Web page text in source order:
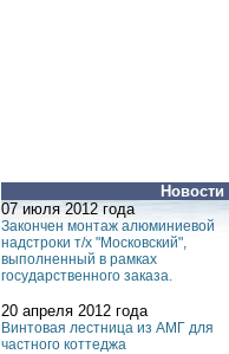
Новости
07 июля 2012 года
Закончен монтаж алюминиевой
надстроки т/х "Московский",
выполненный в рамках
государственного заказа.
20 апреля 2012 года
Винтовая лестница из АМГ для
частного коттеджа